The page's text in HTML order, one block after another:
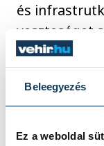
Beleegyezés
Ez a weboldal
és
veszteséget
volt,
életben
rendzert, a